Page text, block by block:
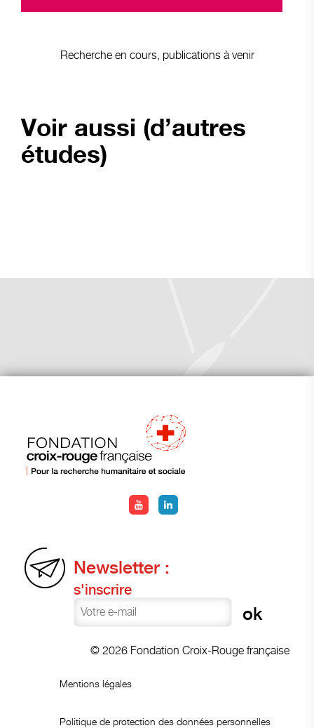
Recherche en cours, publications à venir
Voir aussi (d’autres
études)
Newsletter :
s'inscrire
© 2026 Fondation Croix-Rouge française
Mentions légales
Politique de protection des données personnelles